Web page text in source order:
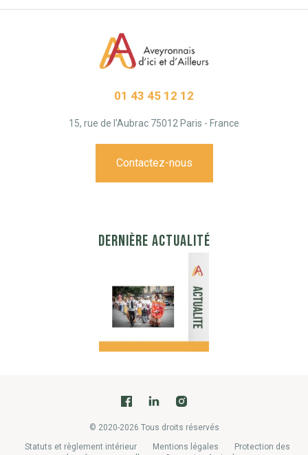
01 43 45 12 12
15, rue de l'Aubrac 75012 Paris - France
Contactez-nous
DERNIÈRE ACTUALITÉ
© 2020-2026 Tous droits réservés
Statuts et règlement intérieur
Mentions légales
Protection des